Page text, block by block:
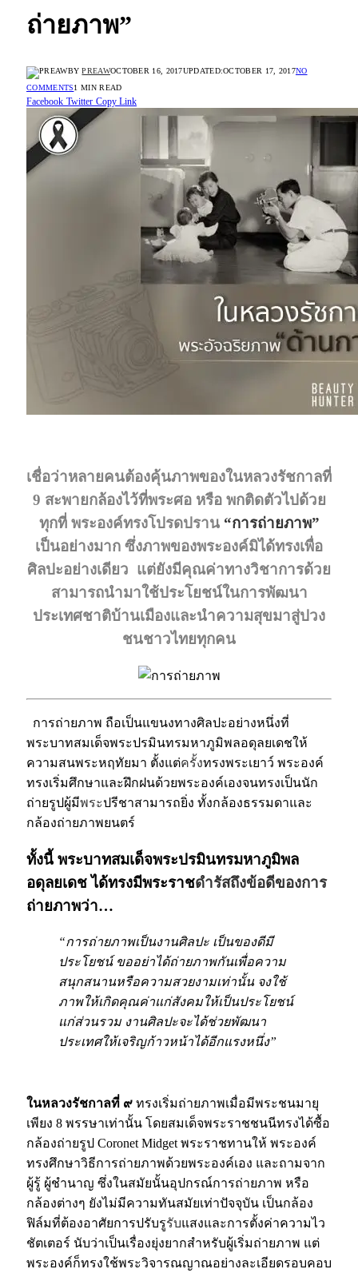
ถ่ายภาพ”
BY PREAWOCTOBER 16, 2017UPDATED:OCTOBER 17, 2017NO
COMMENTS1 MIN READ
Facebook Twitter Copy Link
เชื่อว่าหลายคนต้องคุ้นภาพของในหลวงรัชกาลที่
9 สะพายกล้องไว้ที่พระศอ หรือ พกติดตัวไปด้วย
ทุกที่ พระองค์ทรงโปรดปราน “การถ่ายภาพ”
เป็นอย่างมาก ซึ่งภาพของพระองค์มิได้ทรงเพื่อ
ศิลปะอย่างเดียว แต่ยังมีคุณค่าทางวิชาการด้วย
สามารถนำมาใช้ประโยชน์ในการพัฒนา
ประเทศชาติบ้านเมืองและนำความสุขมาสู่ปวง
ชนชาวไทยทุกคน
การถ่ายภาพ ถือเป็นแขนงทางศิลปะอย่างหนึ่งที่
พระบาทสมเด็จพระปรมินทรมหาภูมิพลอดุลยเดชให้
ความสนพระหฤทัยมา ตั้งแต่ครั้งทรงพระเยาว์ พระองค์
ทรงเริ่มศึกษาและฝึกฝนด้วยพระองค์เองจนทรงเป็นนัก
ถ่ายรูปผู้มีพระปรีชาสามารถยิ่ง ทั้งกล้องธรรมดาและ
กล้องถ่ายภาพยนตร์
ทั้งนี้ พระบาทสมเด็จพระปรมินทรมหาภูมิพล
อดุลยเดช ได้ทรงมีพระราชดำรัสถึงข้อดีของการ
ถ่ายภาพว่า…
“การถ่ายภาพเป็นงานศิลปะ เป็นของดีมี
ประโยชน์ ขออย่าได้ถ่ายภาพกันเพื่อความ
สนุกสนานหรือความสวยงามเท่านั้น จงใช้
ภาพให้เกิดคุณค่าแก่สังคมให้เป็นประโยชน์
แก่ส่วนรวม งานศิลปะจะได้ช่วยพัฒนา
ประเทศให้เจริญก้าวหน้าได้อีกแรงหนึ่ง”
ในหลวงรัชกาลที่ ๙ ทรงเริ่มถ่ายภาพเมื่อมีพระชนมายุ
เพียง 8 พรรษาเท่านั้น โดยสมเด็จพระราชชนนีทรงได้ซื้อ
กล้องถ่ายรูป Coronet Midget พระราชทานให้ พระองค์
ทรงศึกษาวิธีการถ่ายภาพด้วยพระองค์เอง และถามจาก
ผู้รู้ ผู้ชำนาญ ซึ่งในสมัยนั้นอุปกรณ์การถ่ายภาพ หรือ
กล้องต่างๆ ยังไม่มีความทันสมัยเท่าปัจจุบัน เป็นกล้อง
ฟิล์มที่ต้องอาศัยการปรับรูรับแสงและการตั้งค่าความไว
ชัตเตอร์ นับว่าเป็นเรื่องยุ่งยากสำหรับผู้เริ่มถ่ายภาพ แต่
พระองค์ก็ทรงใช้พระวิจารณญาณอย่างละเอียดรอบคอบ